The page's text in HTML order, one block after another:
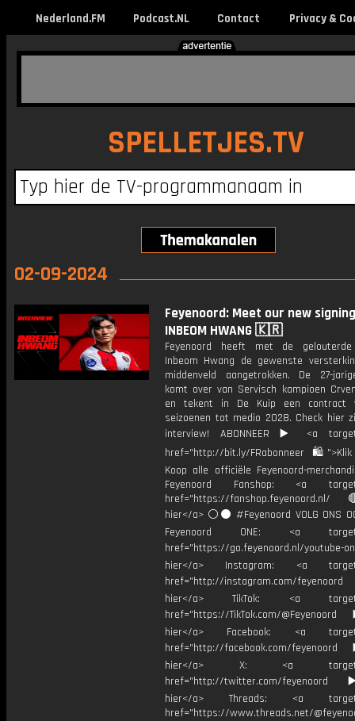
Nederland.FM Podcast.NL Contact Privacy &
SPELLETJES.TV
02-09-2024
Feyenoord: Meet our new
INBEOM HWANG 🇰🇷
Feyenoord heeft met de gelouterde
Inbeom Hwang de gewenste
middenveld aangetrokken. De 27-
komt over van Servisch kampioen
en tekent in De Kuip een contract
seizoenen tot medio 2028. Check hier
interview! ABONNEER ▶️ <a
href="http://bit.ly/FRabonneer
Koop alle officiële Feyenoord-
Feyenoord Fanshop: <a
href="https://
hier</a> ⚪️⚫ #Feyenoord VOLG ONS
Feyenoord ONE: <a
href="https://go.feyenoord.nl/youtube-
hier</a> Instagram: <a
href="http://instagram.com/
hier</a> TikTok: <a
href="https://TikTok.com/
hier</a> Facebook: <a
href="http://facebook.com/
hier</a> X: <a
href="http://twitter.com/
hier</a> Threads: <a
href="https://www.threads.net/